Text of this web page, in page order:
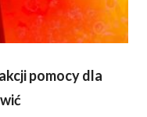
pomocy dla